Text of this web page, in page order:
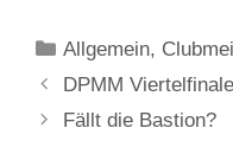
Kategorien
Allgemein,
DPMM Viertelfinale
Fällt die Bastion?